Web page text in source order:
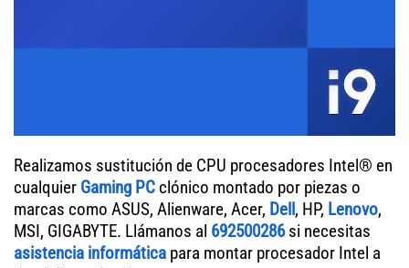
Realizamos sustitución de CPU procesadores Intel® en
cualquier Gaming PC clónico montado por piezas o
marcas como ASUS, Alienware, Acer, Dell, HP, Lenovo,
MSI, GIGABYTE. Llámanos al 692500286si necesitas
asistencia informática para montar procesador Intel a